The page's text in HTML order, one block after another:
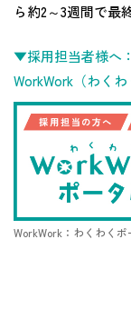
ら約2～3週間で最
▼採用担当者様へ
WorkWork（わく
WorkWork：わくわく